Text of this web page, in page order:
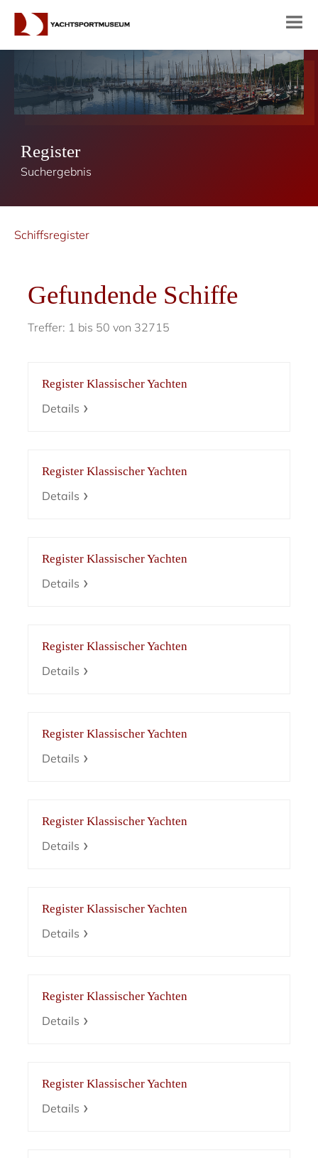
Register
Suchergebnis
Schiffsregister
Gefundende Schiffe
Treffer: 1 bis 50 von 32715
Register Klassischer Yachten
Details
Register Klassischer Yachten
Details
Register Klassischer Yachten
Details
Register Klassischer Yachten
Details
Register Klassischer Yachten
Details
Register Klassischer Yachten
Details
Register Klassischer Yachten
Details
Register Klassischer Yachten
Details
Register Klassischer Yachten
Details